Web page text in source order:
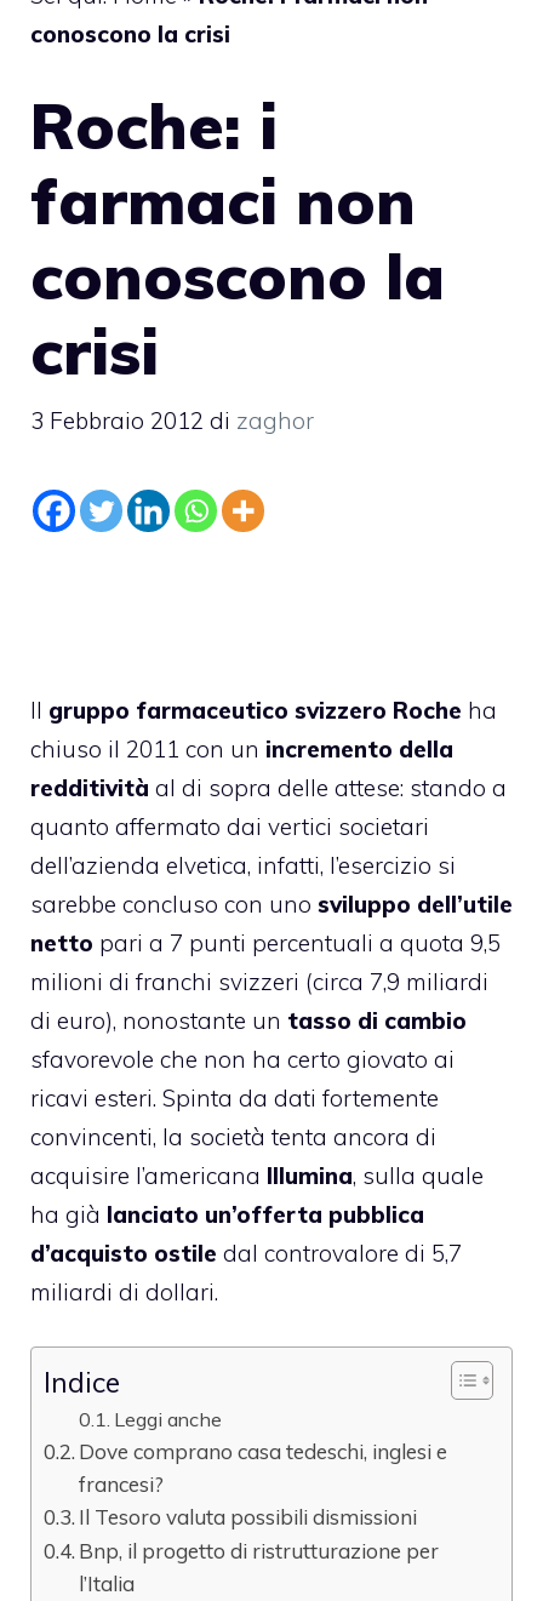
conoscono la crisi
Roche: i
farmaci non
conoscono la
crisi
3 Febbraio 2012 di zaghor
Il gruppo farmaceutico svizzero Roche ha
chiuso il 2011 con un incremento della
redditività al di sopra delle attese: stando a
quanto affermato dai vertici societari
dell’azienda elvetica, infatti, l’esercizio si
sarebbe concluso con uno sviluppo dell’utile
netto pari a 7 punti percentuali a quota 9,5
milioni di franchi svizzeri (circa 7,9 miliardi
di euro), nonostante un tasso di cambio
sfavorevole che non ha certo giovato ai
ricavi esteri. Spinta da dati fortemente
convincenti, la società tenta ancora di
acquisire l’americana Illumina, sulla quale
ha già lanciato un’offerta pubblica
d’acquisto ostile dal controvalore di 5,7
miliardi di dollari.
Indice
Leggi anche
Dove comprano casa tedeschi, inglesi e
francesi?
Il Tesoro valuta possibili dismissioni
Bnp, il progetto di ristrutturazione per
l’Italia